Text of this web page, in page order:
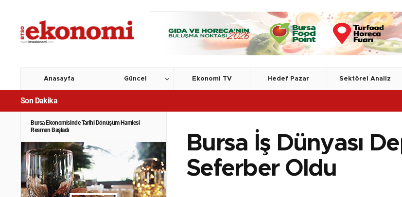
Anasayfa Güncel Ekonomi TV Hedef Pazar Sektörel Analiz
Son Dakika
Bursa Ekonomisinde Tarihi Dönüşüm Hamlesi
Resmen Başladı
Bursa İş Dünyası
Seferber Oldu